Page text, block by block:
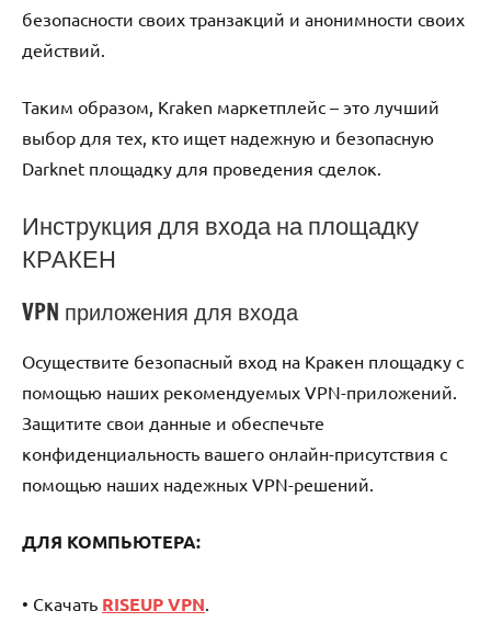
безопасности своих транзакций и анонимности своих
действий.
Таким образом, Kraken маркетплейс – это лучший
выбор для тех, кто ищет надежную и безопасную
Darknet площадку для проведения сделок.
Инструкция для входа на площадку
КРАКЕН
VPN приложения для входа
Осуществите безопасный вход на Кракен площадку с
помощью наших рекомендуемых VPN-приложений.
Защитите свои данные и обеспечьте
конфиденциальность вашего онлайн-присутствия с
помощью наших надежных VPN-решений.
ДЛЯ КОМПЬЮТЕРА:
• Скачать RISEUP VPN